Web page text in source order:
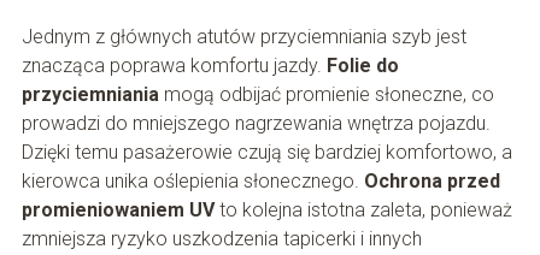
Jednym z głównych atutów przyciemniania szyb jest
znacząca poprawa komfortu jazdy. Folie do
przyciemnianiamogą odbijać promienie słoneczne, co
prowadzi do mniejszego nagrzewania wnętrza pojazdu.
Dzięki temu pasażerowie czują się bardziej komfortowo, a
kierowca unika oślepienia słonecznego. Ochrona przed
promieniowaniem UVto kolejna istotna zaleta, ponieważ
zmniejsza ryzyko uszkodzenia tapicerki i innych